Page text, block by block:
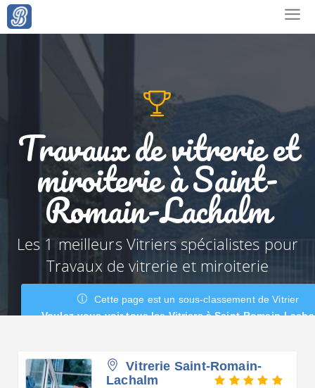
Travaux de vitrerie et
miroiterie à Saint-
Romain-Lachalm
Les 1 meilleurs Vitriers spécialistes pour
Travaux de vitrerie et miroiterie
Cette page est un sous-classement de Vitrier
Voulez-vous voir tous les Vitriers à Saint-Romain-
Vitrerie Saint-Romain-
Lachalm